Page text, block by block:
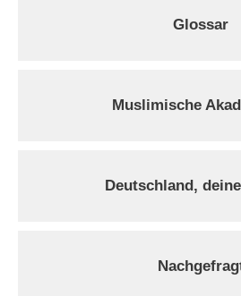
Glossar
Muslimische
Deutschland,